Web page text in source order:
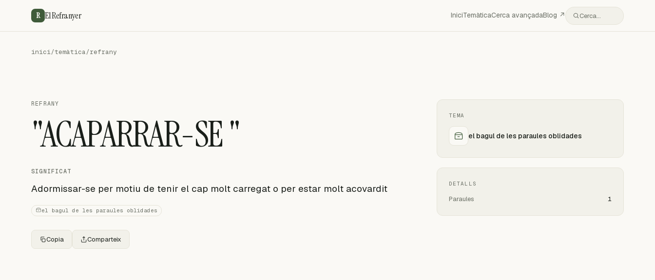
R El Refranyer IniciTemàticaCerca avançadaBlog ↗ Cerca…
inici/temàtica/refrany
REFRANY
"ACAPARRAR-SE "
SIGNIFICAT
Adormissar-se per motiu de tenir el cap molt carregat o per estar molt acovardit
el bagul de les paraules oblidades
Copia Comparteix
TEMA
el bagul de les paraules oblidades
DETALLS
Paraules 1